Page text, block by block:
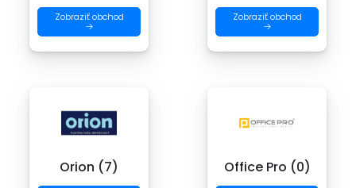
Zobraziť obchod
→
Zobraziť obchod
→
Orion (7) Office Pro (0)